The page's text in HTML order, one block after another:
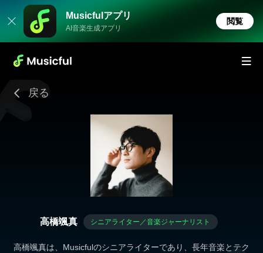
Musicfulアプリ
AI音楽生成アプリ
閲覧
戻る
高橋颯真 シニアライター／音楽ジャーナリスト
高橋颯真は、Musicfulのシニアライターであり、長年音楽とテク